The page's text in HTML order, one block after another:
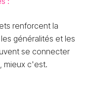
renforcent la
généralités et les
se connecter
mieux c'est.